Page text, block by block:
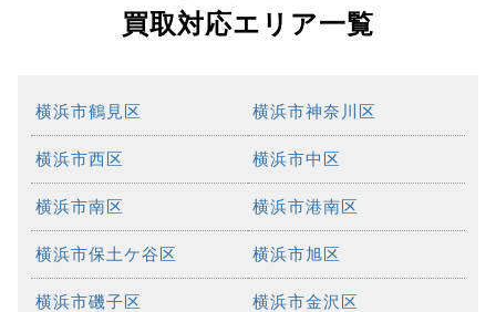
買取対応エリア一覧
横浜市鶴見区 横浜市神奈川区
横浜市西区 横浜市中区
横浜市南区 横浜市港南区
横浜市保土ケ谷区 横浜市旭区
横浜市磯子区 横浜市金沢区